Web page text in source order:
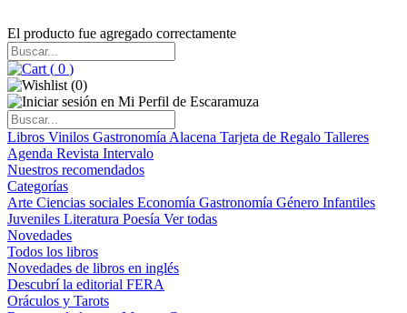
El producto fue agregado correctamente
( 0 )
(0)
Libros Vinilos Gastronomía Alacena Tarjeta de Regalo Talleres
Agenda Revista Intervalo
Nuestros recomendados
Categorías
Arte Ciencias sociales Economía Gastronomía Género Infantiles
Juveniles Literatura Poesía Ver todas
Novedades
Todos los libros
Novedades de libros en inglés
Descubrí la editorial FERA
Oráculos y Tarots